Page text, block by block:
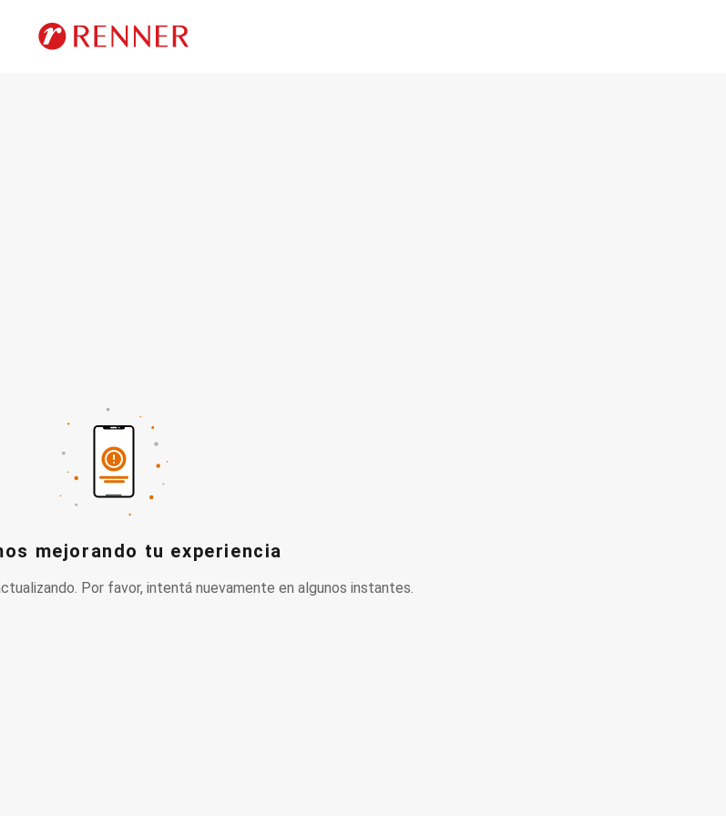
mejorando tu experiencia
Por favor, intentá nuevamente en algunos instantes.